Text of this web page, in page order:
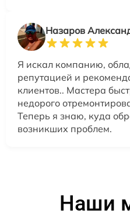
Назаров
Я искал компанию,
репутацией и
клиентов.. Мастера
недорого
Теперь я знаю, куда
возникших проблем.
Наши